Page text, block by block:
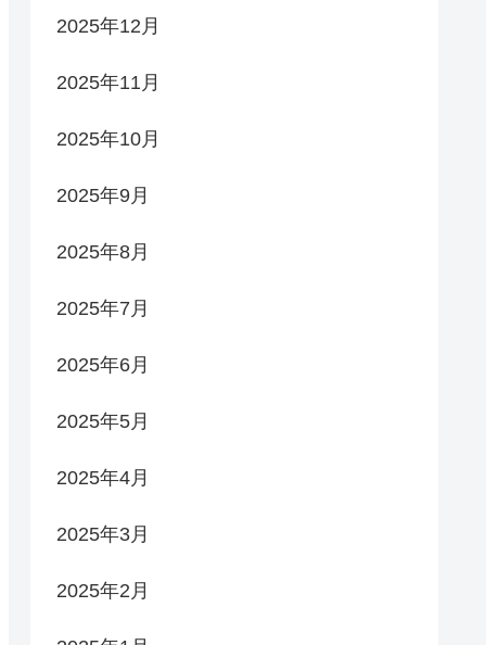
2025年12月
2025年11月
2025年10月
2025年9月
2025年8月
2025年7月
2025年6月
2025年5月
2025年4月
2025年3月
2025年2月